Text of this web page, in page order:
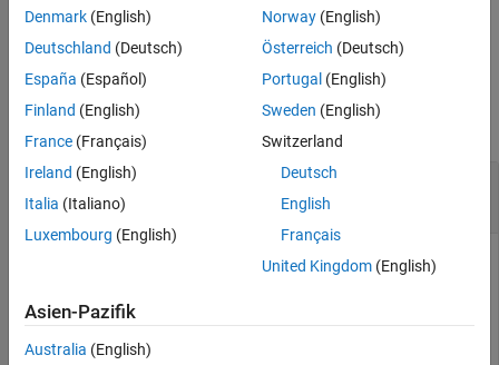
Examples
Determine Whether Input Is Fixed-Point or
Scaled Double Data Type
property is set to
Denmark (English)
Deutschland (Deutsch)
España (Español)
Finland (English)
France (Français)
Ireland (English)
Italia (Italiano)
Luxembourg (English)
Norway(English)
Österreich (Deutsch)
Portugal (English)
Sweden (English)
Switzerland
Deutsch
English
Français
United Kingdom(English)
Asien-Pazifik
Australia (English)